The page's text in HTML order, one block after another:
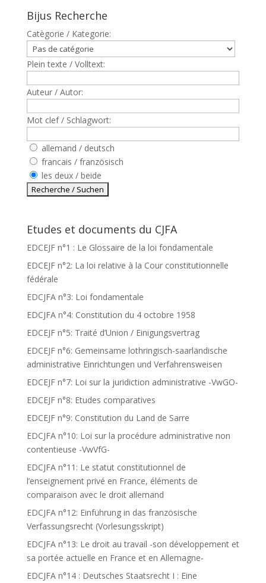
Bijus Recherche
Catègorie / Kategorie:
Plein texte / Volltext:
Auteur / Autor:
Mot clef / Schlagwort:
allemand / deutsch
francais / französisch
les deux / beide
Etudes et documents du CJFA
EDCEJF n°1 : Le Glossaire de la loi fondamentale
EDCEJF n°2: La loi relative à la Cour constitutionnelle
fédérale
EDCJFA n°3: Loi fondamentale
EDCJFA n°4: Constitution du 4 octobre 1958
EDCEJF n°5: Traité d’Union / Einigungsvertrag
EDCEJF n°6: Gemeinsame lothringisch-saarländische
administrative Einrichtungen und Verfahrensweisen
EDCEJF n°7: Loi sur la juridiction administrative -VwGO-
EDCEJF n°8: Etudes comparatives
EDCEJF n°9: Constitution du Land de Sarre
EDCJFA n°10: Loi sur la procédure administrative non
contentieuse -VwVfG-
EDCJFA n°11: Le statut constitutionnel de
l’enseignement privé en France, éléments de
comparaison avec le droit allemand
EDCJFA n°12: Einführung in das französische
Verfassungsrecht (Vorlesungsskript)
EDCJFA n°13: Le droit au travail -son développement et
sa portée actuelle en France et en Allemagne-
EDCJFA n°14 : Deutsches Staatsrecht I : Eine